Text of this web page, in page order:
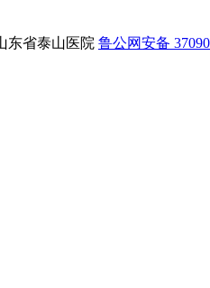
东省泰山医院 鲁公网安备